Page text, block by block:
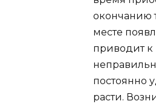
окончанию
месте
приводит
постоянно
расти.